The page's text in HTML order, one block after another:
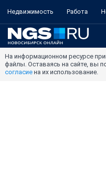
Недвижимость Работа
На информационном ресурсе
файлы. Оставаясь на сайте, вы
согласие на их использование.